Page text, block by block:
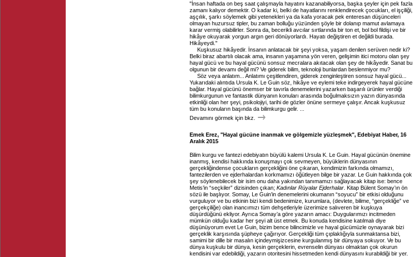
"İnsan haftada on beş saat çalışmayla hayatını kazanabiliyorsa, başka şeyler için pek fazla
zamanı kalıyor demektir. O kadar ki, belki de hayatlarını renklendirecek çocukları, el işçiliği,
aşçılık, şarkı söylemek gibi yetenekleri ya da kafa yoracak pek enteresan düşünceleri
olmayan huzursuz tipler, bu zaman bolluğu yüzünden şöyle bir dolanıp mamut avlamaya
karar vermiş olabilirler. Sonra da, becerikli avcılar sırtlarında bir ton et, bol bol fildişi ve bir
hikâye okuyarak yorgun argın geri dönüyorlardı. Hayatı değiştiren et değildi burada.
Hikâyeydi."
Kuşkusuz hikâyedir. İnsanın anlatacak bir şeyi yoksa, yaşam denilen serüven nedir ki?
Belki biraz abartılı olacak ama, insanın yaşamına yön veren, gelişimin itici motoru olan şey
hayal gücü ve bu hayal gücünü sonsuz mecralara akıtacak olan şey de hikâyedir. Sanat bu
olgunun bir devamı değil mi? Ve giderek bilim, teknoloji bunlardan beslenmiyor mu?
Söz veya anlatım... Anlatımı çeşitlendiren, giderek zenginleştiren sonsuz hayal gücü...
Yukarıdaki alıntıda Ursula K. Le Guin söz, hikâye ve eylemi teke indirgeyerek hayal gücüne
bağlar. Hayal gücünü önemser bir tavırla denemelerini yazarken başarılı ürünler verdiği
bilimkurgunun ve fantastik dünyanın konuları arasında boğulmaksızın yazın dünyasında
etkinliği olan her şeyi, psikolojiyi, tarihi de gözler önüne sermeye çalışır. Ancak kuşkusuz
tüm bu konuların başında da bilimkurgu gelir. ...
Devamını görmek için bkz.
Emek Erez, "Hayal gücüne inanmak ve gölgemizle yüzleşmek", Edebiyat Haber, 16
Aralık 2015
Bilim kurgu ve fantezi edebiyatın büyülü kalemi Ursula K. Le Guin. Hayal gücünün önemine
inanmış, kendisi hakkında konuşmayı çok sevmeyen, büyüklerin dünyasının
gerçekliğindense çocukların gerçekliğini öne çıkaran, kendimizin farkında olmamızı,
fantezilerden ve ejderhalardan korkmamızı öğütleyen bilge bir yazar. Le Guin hakkında çok
şey söylenebilecek bir isim onu daha yakından tanımamızı sağlayacak kitap ise: bence
Metis’in “seçkiler” dizisinden çıkan; Kadınlar Rüyalar Ejderhalar . Kitap Bülent Somay’ın ön
sözü ile başlıyor. Somay, Le Guin’in denemelerini okumanın “soyucu” bir etkisi olduğunu
vurguluyor ve bu etkinin bizi kendi bedenimize, kurumlara, (devlete, bilime, “gerçekliğe” ve
gerçekçiliğe) olan inancımızı tüm dehşetleriyle üzerimize salıveren bir kuşkuya
düşürdüğünü ekliyor. Ayrıca Somay’a göre yazarın amacı: Duygularımızı incitmeden
mümkün olduğu kadar her şeyi alt üst etmek. Bu konuda kendisine katılmalı diye
düşünüyorum evet Le Guin, bizim bence bilincimizle ve hayal gücümüzle oynayarak bizi
gerçeklik karşısında şüpheye çağırıyor. Gerçekliği tüm çıplaklığıyla sunmaktansa bizi,
samimi bir dille bir masalın içindeymişizcesine kurgulanmış bir dünyaya sokuyor. Ve bu
dünya kuşkulu bir dünya, kesin gerçeklerin, evrenselin dünyası olmaktan çok okurun
kendisini var edebildiği, yazarın otoritesini hissetmeden kendi dünyasını kurabildiği bir yer.